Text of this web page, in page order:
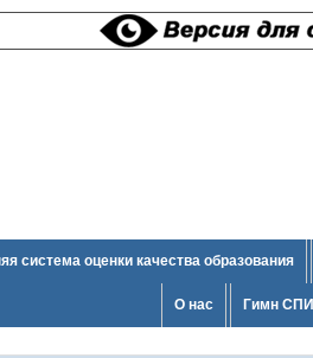
система оценки качества образования
О нас Гимн СПИ